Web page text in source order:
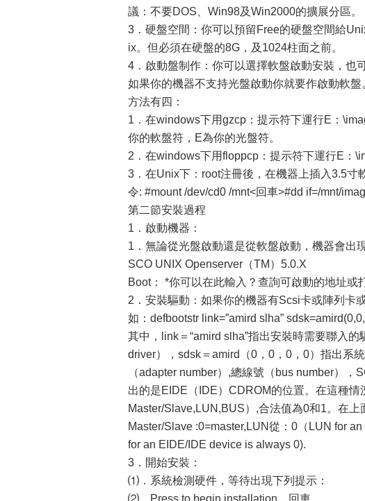
議：不要DOS、Win98及Win2000的擴展分區。
3．硬盤空間：你可以預留Free的硬盤空間給
ix。但必須在硬盤的8G，及1024柱面之前。
4．啟動盤制作：你可以選擇軟盤啟動安裝，也
如果你的機器不支持光盤啟動你就要作啟動軟盤
方法有四：
1．在windows下用gzcp：提示符下運行E：
你的軟盤符，E為你的光盤符。
2．在windows下用floppcp：提示符下運行E：
3．在Unix下：root注冊後，在機器上插入3.5
令: #mount /dev/cd0 /mnt<回車>#dd if=/mnt/
第二節安裝過程
1．啟動機器：
1．無論從光盤啟動還是從軟盤啟動，機器會出
SCO UNIX Openserver（TM）5.0.X
Boot： *你可以在此輸入？查詢可啟動的地址或
2．安裝驅動：如果你的機器有Scsi卡或陣列卡
如：defbootstr link=”amird slha”
其中，link＝“amird slha”指出安裝時需要聯入
driver），sdsk＝amird（0，0，0，0）指出系
（adapter number）,總線號（bus number）
出的是EIDE（IDE）CDROM的位置。在這種情
Master/Slave,LUN,BUS）,合法值為0和1。在
Master/Slave :0=master,LUN從：0（LUN for
for an EIDE/IDE device is always 0).
3．開始安裝：
⑴．系統檢測硬件，等待出現下列提示：
⑵．Press to begin installation。回車。